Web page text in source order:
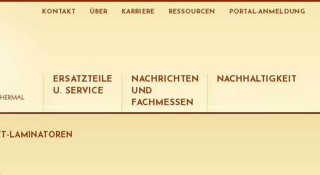
KONTAKT ÜBER KARRIERE RESSOURCEN PORTAL-ANMELDUNG
ERSATZTEILE
U. SERVICE
NACHRICHTEN
UND
FACHMESSEN
NACHHALTIGKEIT
LAMINATOREN